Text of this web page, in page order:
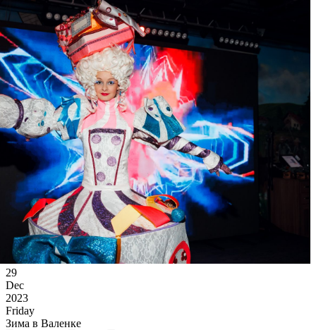
Valenok / other events
29
Dec
2023
Friday
Зима в Валенке